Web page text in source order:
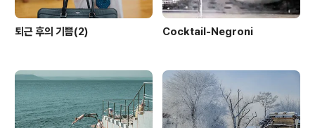
퇴근 후의 기쁨(2) Cocktail-Negroni